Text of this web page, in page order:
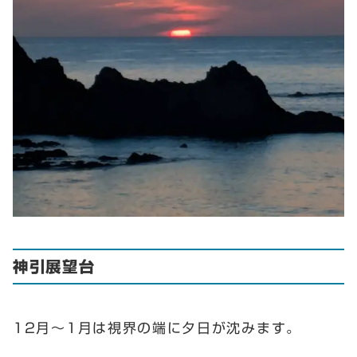
神引展望台
12月～1月は視界の端に夕日が沈みます。